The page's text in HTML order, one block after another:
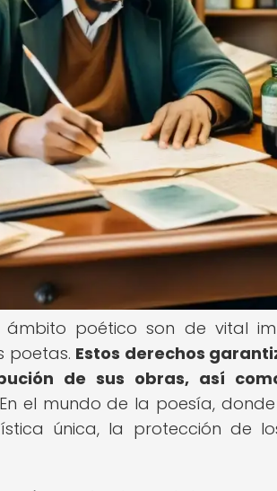
poético son de vital
poetas. Estos derechos
de sus obras, así
En el mundo de la poesía,
única, la protección de